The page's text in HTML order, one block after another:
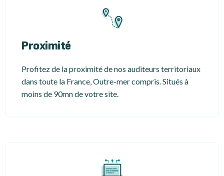
Proximité
Profitez de la proximité de nos auditeurs territoriaux
dans toute la France, Outre-mer compris. Situés à
moins de 90mn de votre site.